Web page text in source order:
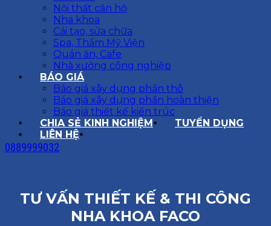
Nội thất căn hộ
Nha khoa
Cải tạo, sửa chữa
Spa, Thẩm Mỹ Viện
Quán ăn, Cafe
Nhà xưởng công nghiệp
BÁO GIÁ
Báo giá xây dựng phần thô
Báo giá xây dựng phần hoàn thiện
Báo giá thiết kế kiến trúc
CHIA SẺ KINH NGHIỆM
TUYỂN DỤNG
LIÊN HỆ
0889999032
TƯ VẤN THIẾT KẾ & THI CÔNG
NHA KHOA FACO